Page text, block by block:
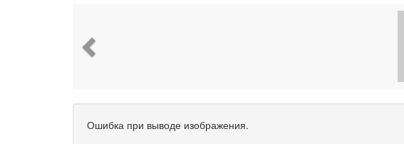
Ошибка при выводе изображения.